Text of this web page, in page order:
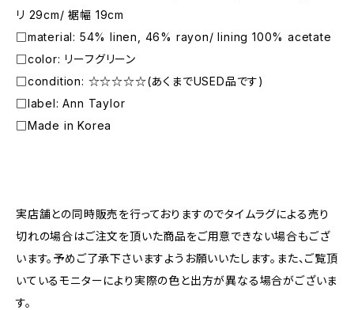
リ 29cm/ 裾幅 19cm
□material: 54% linen, 46% rayon/ lining 100% acetate
□color: リーフグリーン
□condition: ☆☆☆☆☆(あくまでUSED品です)
□label: Ann Taylor
□Made in Korea
実店舗との同時販売を行っておりますのでタイムラグによる売り
切れの場合はご注文を頂いた商品をご用意できない場合もござ
います。予めご了承下さいますようお願いいたします。また、ご覧頂
いているモニターにより実際の色と出方が異なる場合がございま
す。